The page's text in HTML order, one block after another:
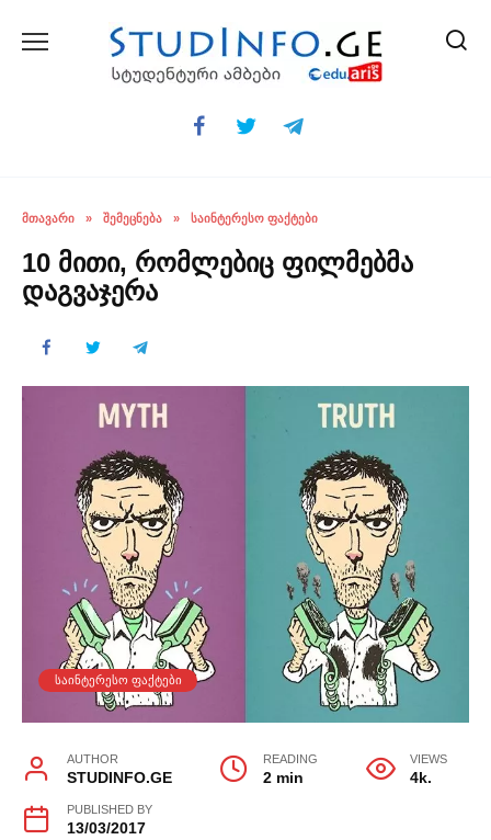
ᲛᲗᲐᲕᲐᲠᲘ » ᲨᲔᲛᲔᲪᲜᲔᲑᲐ » ᲡᲐᲘᲜᲢᲔᲠᲔᲡᲝ ᲤᲐᲥᲢᲔᲑᲘ
10 მითი, რომლებიც ფილმებმა
დაგვაჯერა
ᲡᲐᲘᲜᲢᲔᲠᲔᲡᲝ ᲤᲐᲥᲢᲔᲑᲘ
AUTHOR
STUDINFO.GE
READING
2 min
VIEWS
4k.
PUBLISHED BY
13/03/2017